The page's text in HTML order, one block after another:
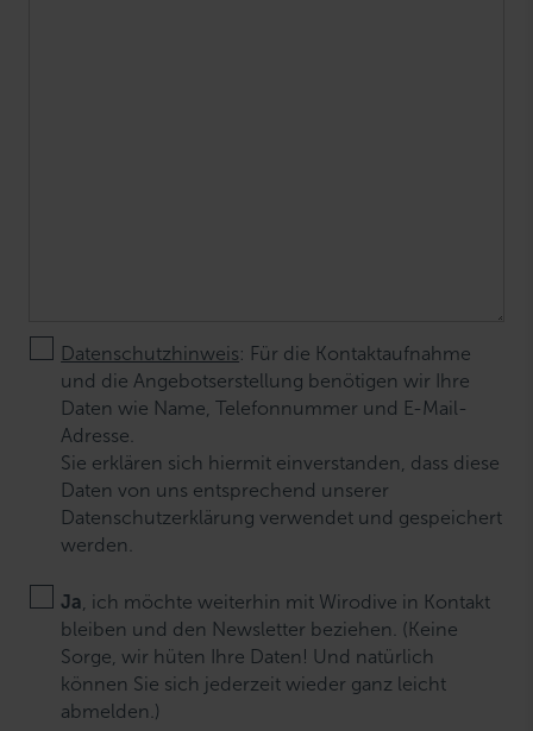
Datenschutzhinweis: Für die Kontaktaufnahme
und die Angebotserstellung benötigen wir Ihre
Daten wie Name, Telefonnummer und E-Mail-
Adresse.
Sie erklären sich hiermit einverstanden, dass diese
Daten von uns entsprechend unserer
Datenschutzerklärung verwendet und gespeichert
werden.
Ja, ich möchte weiterhin mit Wirodive in Kontakt
bleiben und den Newsletter beziehen. (Keine
Sorge, wir hüten Ihre Daten! Und natürlich
können Sie sich jederzeit wieder ganz leicht
abmelden.)